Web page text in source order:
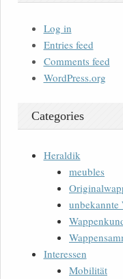
Log in
Entries feed
Comments feed
WordPress.org
Categories
Heraldik
meubles
unbekannte
Interessen
Mobilität